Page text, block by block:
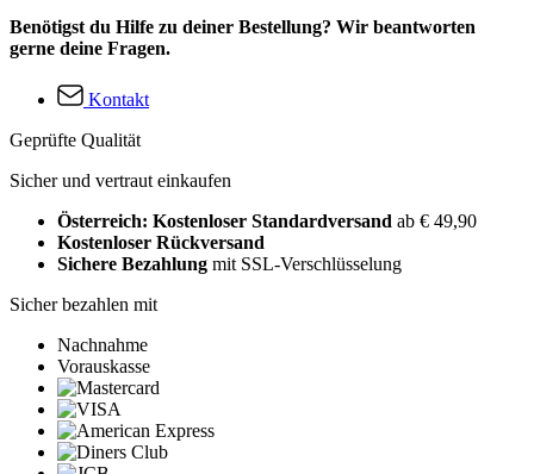
Benötigst du Hilfe zu deiner Bestellung? Wir beantworten
gerne deine Fragen.
Kontakt
Geprüfte Qualität
Sicher und vertraut einkaufen
Österreich: Kostenloser Standardversand ab € 49,90
Kostenloser Rückversand
Sichere Bezahlung mit SSL-Verschlüsselung
Sicher bezahlen mit
Nachnahme
Vorauskasse